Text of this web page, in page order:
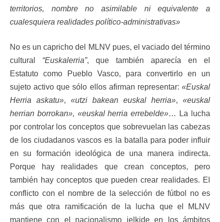
territorios, nombre no asimilable ni equivalente a
cualesquiera realidades político-administrativas»
No es un capricho del MLNV pues, el vaciado del término
cultural “Euskalerria”, que también aparecía en el
Estatuto como Pueblo Vasco, para convertirlo en un
sujeto activo que sólo ellos afirman representar: «Euskal
Herria askatu», «utzi bakean euskal herria», «euskal
herrian borrokan», «euskal herria errebelde»… La lucha
por controlar los conceptos que sobrevuelan las cabezas
de los ciudadanos vascos es la batalla para poder influir
en su formación ideológica de una manera indirecta.
Porque hay realidades que crean conceptos, pero
también hay conceptos que pueden crear realidades. El
conflicto con el nombre de la selección de fútbol no es
más que otra ramificación de la lucha que el MLNV
mantiene con el nacionalismo jelkide en los ámbitos